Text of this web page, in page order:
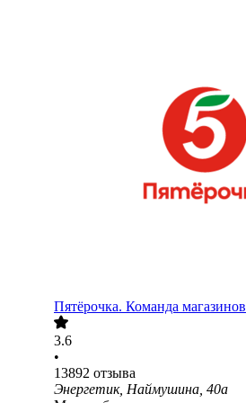
Пятёрочка. Команда магазинов
3.6
•
13892 отзыва
Энергетик, Наймушина, 40а